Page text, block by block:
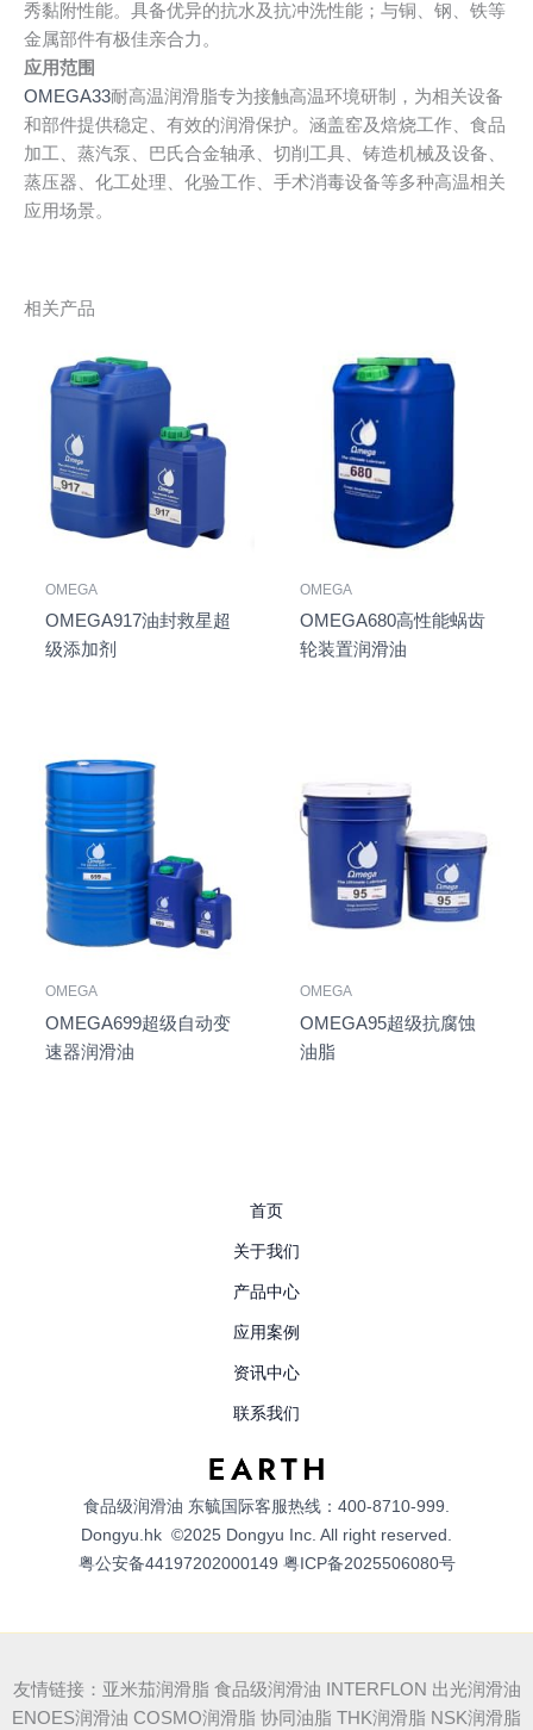
秀黏附性能。具备优异的抗水及抗冲洗性能；与铜、钢、铁等
金属部件有极佳亲合力。
应用范围
OMEGA33耐高温润滑脂专为接触高温环境研制，为相关设备
和部件提供稳定、有效的润滑保护。涵盖窑及焙烧工作、食品
加工、蒸汽泵、巴氏合金轴承、切削工具、铸造机械及设备、
蒸压器、化工处理、化验工作、手术消毒设备等多种高温相关
应用场景。
相关产品
OMEGA
OMEGA917油封救星超
级添加剂
OMEGA
OMEGA680高性能蜗齿
轮装置润滑油
OMEGA
OMEGA699超级自动变
速器润滑油
OMEGA
OMEGA95超级抗腐蚀
油脂
首页
关于我们
产品中心
应用案例
资讯中心
联系我们
食品级润滑油 东毓国际客服热线：400-8710-999.
Dongyu.hk ©2025 Dongyu Inc. All right reserved.
粤公安备44197202000149 粤ICP备2025506080号
友情链接：亚米茄润滑脂 食品级润滑油 INTERFLON 出光润滑油
ENOES润滑油 COSMO润滑脂 协同油脂 THK润滑脂 NSK润滑脂